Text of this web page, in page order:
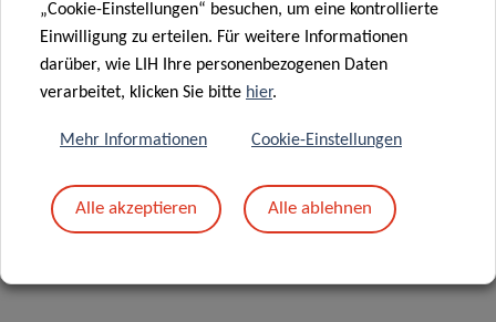
Mit dem Absenden Ihrer Nachricht erklären Sie
sich einverstanden mit
die LIH-
„Cookie-Einstellungen“ besuchen, um eine kontrollierte
Einwilligung zu erteilen. Für weitere Informationen
darüber, wie LIH Ihre personenbezogenen Daten
verarbeitet, klicken Sie bitte hier.
Mehr Informationen Cookie-Einstellungen
Alle akzeptieren Alle ablehnen